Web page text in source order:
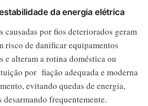
da energia elétrica
causadas por fios deteriorados geram
risco de danificar equipamentos
e alteram a rotina doméstica ou
por fiação adequada e moderna
evitando quedas de energia,
frequentemente.